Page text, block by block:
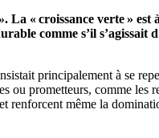
. La « croissance verte »
comme s’il
principalement à se
ou prometteurs, comme
renforcent même la